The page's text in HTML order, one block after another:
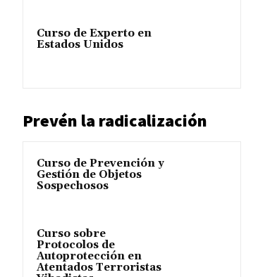
Curso de Experto en
Estados Unidos
Prevén la radicalización
Curso de Prevención y
Gestión de Objetos
Sospechosos
Curso sobre
Protocolos de
Autoprotección en
Atentados Terroristas